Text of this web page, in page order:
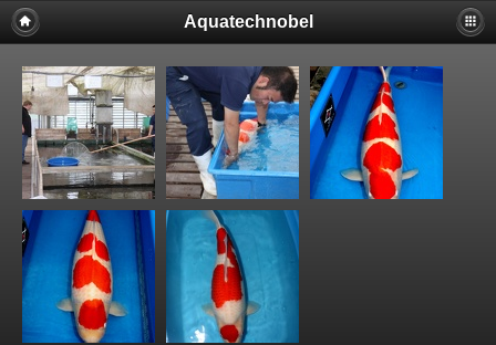
Aquatechnobel